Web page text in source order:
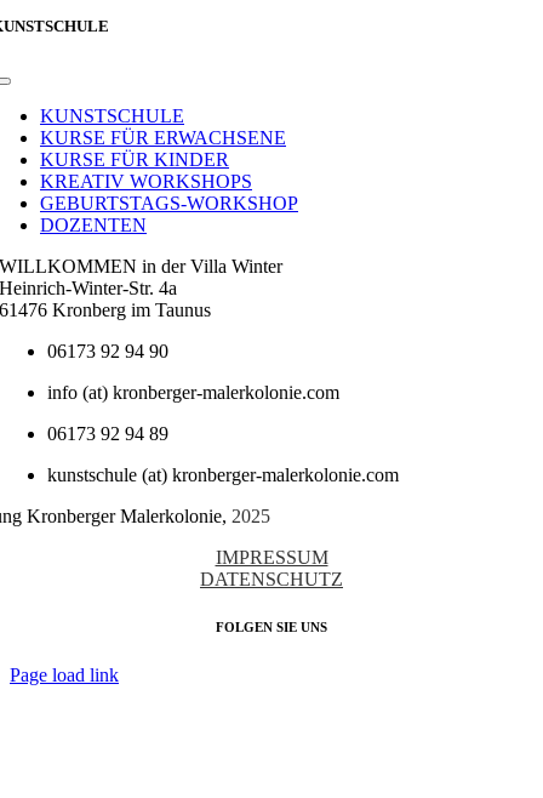
Toggle
NavigationKUNSTSCHULE
KURSE FÜR ERWACHSENE
KURSE FÜR KINDER
KREATIV WORKSHOPS
GEBURTSTAGS-WORKSHOP
DOZENTEN
WILLKOMMEN in der Villa Winter
Heinrich-Winter-Str. 4a
61476 Kronberg im Taunus
06173 92 94 90
info (at) kronberger-malerkolonie.com
06173 92 94 89
kunstschule (at) kronberger-malerkolonie.com
Kronberger Malerkolonie, 2025
IMPRESSUM
DATENSCHUTZ
FOLGEN SIE UNS
Page load link